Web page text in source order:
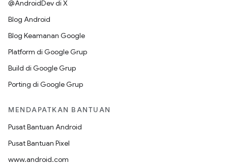
@AndroidDev di X
Blog Android
Blog Keamanan Google
Platform di Google Grup
Build di Google Grup
Porting di Google Grup
MENDAPATKAN BANTUAN
Pusat Bantuan Android
Pusat Bantuan Pixel
www.android.com